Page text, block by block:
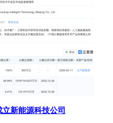
新能源科技公司